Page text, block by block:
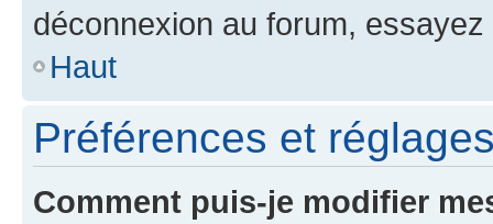
déconnexion au forum,
Haut
Préférences et
Comment puis-je modifier